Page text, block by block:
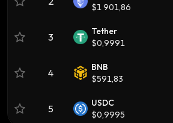
$1 901,86
3
Tether
$0,9991
4
BNB
$591,83
5
USDC
$0,9995